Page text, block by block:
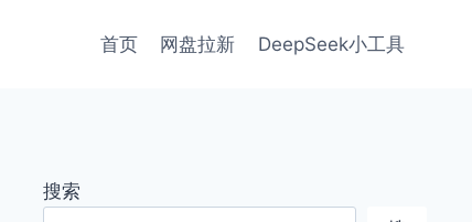
首页 网盘拉新 DeepSeek小工具
搜索